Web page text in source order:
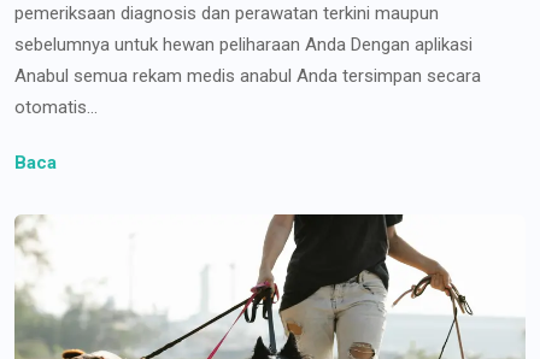
pemeriksaan diagnosis dan perawatan terkini maupun
sebelumnya untuk hewan peliharaan Anda Dengan aplikasi
Anabul semua rekam medis anabul Anda tersimpan secara
otomatis...
Baca